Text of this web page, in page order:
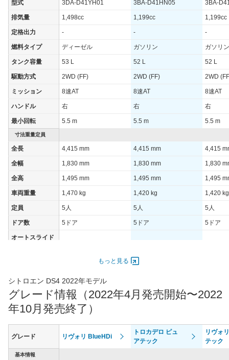
街地)
16.8km/L 14.5km/L 14.5km/
WLTCモード(郊
外)
WLTCモード(高
23.9km/L 19.9km/L 19.9km/
装備オプション
型式 3DA-D41YH01 3BA-D41HN05 3BA-
排気量 1,498cc 1,199cc 1,199cc
定格出力 - - -
燃料タイプ ディーゼル ガソリン ガソリン
タンク容量 53 L 52 L 52 L
駆動方式 2WD (FF) 2WD (FF) 2WD
ミッション 8速AT 8速AT 8速AT
ハンドル 右 右 右
最小回転 5.5 m 5.5 m 5.5 m
寸法重量定員
全長 4,415 mm 4,415 mm 4,415
全幅 1,830 mm 1,830 mm 1,830
全高 1,495 mm 1,495 mm 1,495
車両重量 1,470 kg 1,420 kg 1,420 kg
定員 5人 5人 5人
ドア数 5ドア 5ドア 5ドア
オートスライド
最高トルク 300 [30.6]/ 4,500 230 [23.5]/ 4,500 230
過給機 TB
(前)
205/55R19 205/55R19 205/
タイヤサイズ
もっと見る
シトロエン DS4 2022年モデル
グレード情報（2022年4月発売開始〜2022
年10月発売終了）
グレード リヴォリ BlueHDi
トロカデロ ピュ
アテック
リヴォ
テック
基本情報